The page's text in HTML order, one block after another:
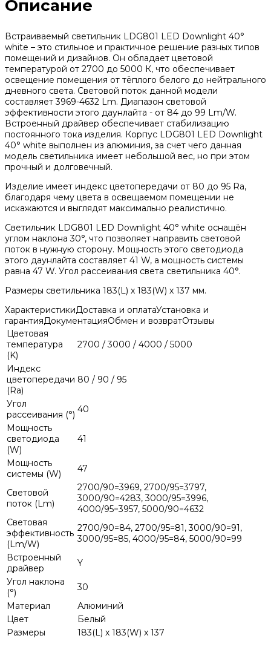
Описание
Встраиваемый светильник LDG801 LED Downlight 40°
white – это стильное и практичное решение разных типов
помещений и дизайнов. Он обладает цветовой
температурой от 2700 до 5000 К, что обеспечивает
освещение помещения от тёплого белого до нейтрального
дневного света. Световой поток данной модели
составляет 3969-4632 Lm. Диапазон световой
эффективности этого даунлайта - от 84 до 99 Lm/W.
Встроенный драйвер обеспечивает стабилизацию
постоянного тока изделия. Корпус LDG801 LED Downlight
40° white выполнен из алюминия, за счет чего данная
модель светильника имеет небольшой вес, но при этом
прочный и долговечный.
Изделие имеет индекс цветопередачи от 80 до 95 Ra,
благодаря чему цвета в освещаемом помещении не
искажаются и выглядят максимально реалистично.
Светильник LDG801 LED Downlight 40° white оснащён
углом наклона 30°, что позволяет направить световой
поток в нужную сторону. Мощность этого светодиода
этого даунлайта составляет 41 W, а мощность системы
равна 47 W. Угол рассеивания света светильника 40°.
Размеры светильника 183(L) x 183(W) x 137 мм.
ХарактеристикиДоставка и оплатаУстановка и
гарантияДокументацияОбмен и возвратОтзывы
Цветовая
температура
(K)
2700 / 3000 / 4000 / 5000
Индекс
цветопередачи
(Ra)
80 / 90 / 95
Угол
рассеивания (°) 40
Мощность
светодиода
(W)
41
Мощность
системы (W)
47
Световой
поток (Lm)
2700/90=3969, 2700/95=3797,
3000/90=4283, 3000/95=3996,
4000/95=3957, 5000/90=4632
Световая
эффективность
(Lm/W)
2700/90=84, 2700/95=81, 3000/90=91,
3000/95=85, 4000/95=84, 5000/90=99
Встроенный
драйвер
Y
Угол наклона
(°)
30
Материал
Алюминий
Цвет
Белый
Размеры
183(L) x 183(W) x 137